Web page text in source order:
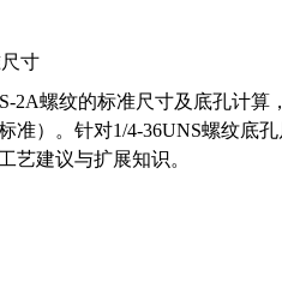
寸
2A螺纹的标准尺寸及底孔计
准）。针对1/4-36UNS螺纹底
艺建议与扩展知识。